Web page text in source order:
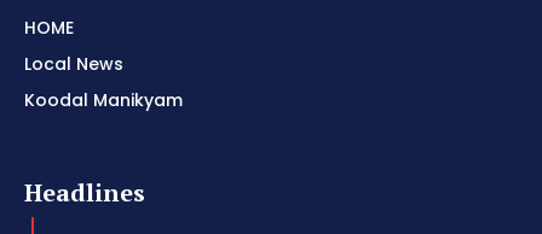
HOME
Local News
Koodal Manikyam
Headlines